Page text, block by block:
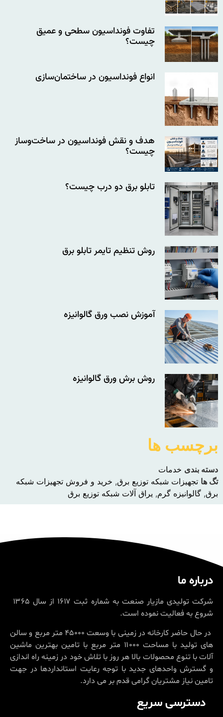
تفاوت فونداسیون سطحی و عمیق
چیست؟
انواع فونداسیون در ساختمان‌سازی
هدف و نقش فونداسیون در ساخت‌وساز
چیست؟
تابلو برق دو درب چیست؟
روش تنظیم تایمر تابلو برق
آموزش نصب ورق گالوانیزه
روش برش ورق گالوانیزه
برچسب ها
دسته بندی خدمات
تگ ها تجهیزات شبکه توزیع برق, خرید و فروش تجهیزات شبکه
برق, گالوانیزه گرم, یراق آلات شبکه توزیع برق
درباره ما
شروع به فعالیت نموده است.
در حال حاضر کارخانه در زمینی با وسعت ۴۵۰۰۰ متر مربع و سالن
های تولید با مساحت ۱۱۰۰۰ متر مربع با تامین بهترین ماشین
آلات با تنوع محصولات بالا هر روز با تلاش خود در زمینه راه اندازی
و گسترش واحدهای جدید با توجه رعایت استانداردها در جهت
تامین نیاز مشتریان گرامی قدم بر می دارد.
دسترسی سریع